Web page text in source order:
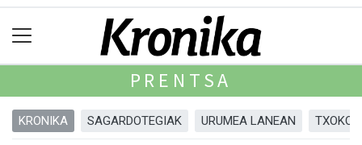
PRENTSA
KRONIKA SAGARDOTEGIAK URUMEA LANEAN